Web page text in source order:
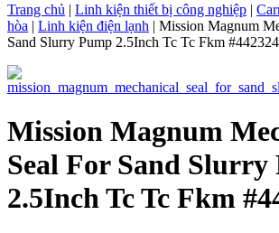
Trang chủ | Linh kiện thiết bị công nghiệp |
hòa | Linh kiện điện lạnh | Mission Magnum
Sand Slurry Pump 2.5Inch Tc Tc Fkm
Mission Magnum
Seal For Sand Slurry
2.5Inch Tc Tc Fkm